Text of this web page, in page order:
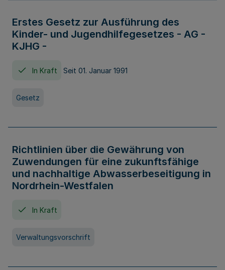
Erstes Gesetz zur Ausführung des
Kinder- und Jugendhilfegesetzes - AG -
KJHG -
In Kraft Seit 01. Januar 1991
Gesetz
Richtlinien über die Gewährung von
Zuwendungen für eine zukunftsfähige
und nachhaltige Abwasserbeseitigung in
Nordrhein-Westfalen
In Kraft
Verwaltungsvorschrift